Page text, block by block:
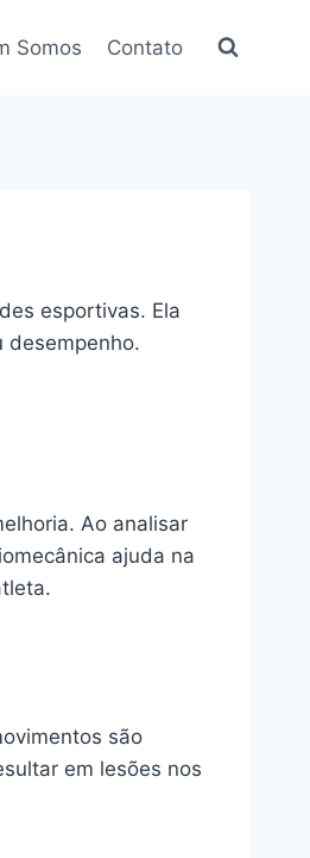
Somos Contato
esportivas. Ela
desempenho.
Ao analisar
ajuda na
são
em lesões nos